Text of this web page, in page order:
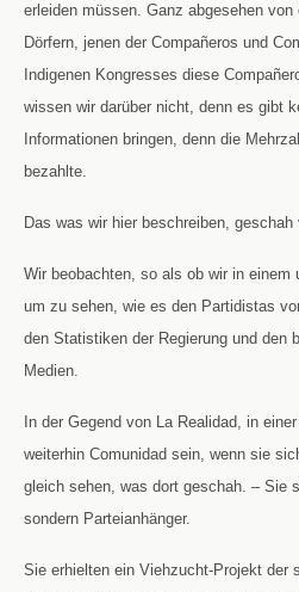
erleiden müssen. Ganz abgesehen
Dörfern, jenen der Compañeros und
Indigenen Kongresses diese
wissen wir darüber nicht, denn es gibt
Informationen bringen, denn die
bezahlte.
Das was wir hier beschreiben,
Wir beobachten, so als ob wir in einem
um zu sehen, wie es den Partidistas
den Statistiken der Regierung und den
Medien.
In der Gegend von La Realidad, in
weiterhin Comunidad sein, wenn sie
gleich sehen, was dort geschah. – Sie
sondern Parteianhänger.
Sie erhielten ein Viehzucht-Projekt der